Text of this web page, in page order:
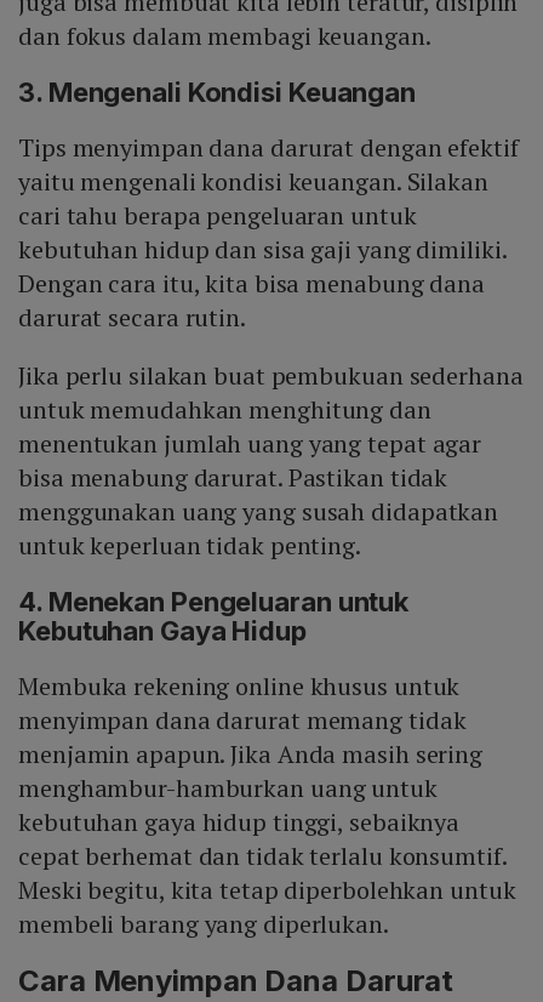
dan fokus dalam membagi keuangan.
3. Mengenali Kondisi Keuangan
Tips menyimpan dana darurat dengan efektif
yaitu mengenali kondisi keuangan. Silakan
cari tahu berapa pengeluaran untuk
kebutuhan hidup dan sisa gaji yang dimiliki.
Dengan cara itu, kita bisa menabung dana
darurat secara rutin.
Jika perlu silakan buat pembukuan sederhana
untuk memudahkan menghitung dan
menentukan jumlah uang yang tepat agar
bisa menabung darurat. Pastikan tidak
menggunakan uang yang susah didapatkan
untuk keperluan tidak penting.
4. Menekan Pengeluaran untuk
Kebutuhan Gaya Hidup
Membuka rekening online khusus untuk
menyimpan dana darurat memang tidak
menjamin apapun. Jika Anda masih sering
menghambur-hamburkan uang untuk
kebutuhan gaya hidup tinggi, sebaiknya
cepat berhemat dan tidak terlalu konsumtif.
Meski begitu, kita tetap diperbolehkan untuk
membeli barang yang diperlukan.
Cara Menyimpan Dana Darurat